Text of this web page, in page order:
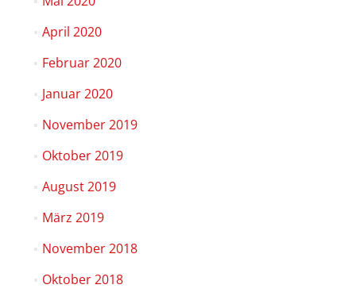
April 2020
Februar 2020
Januar 2020
November 2019
Oktober 2019
August 2019
März 2019
November 2018
Oktober 2018